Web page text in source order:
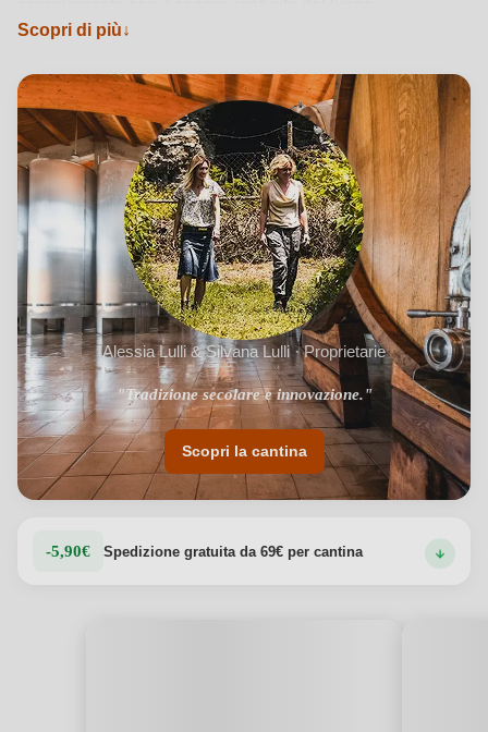
affinamento. La complessità delle scelte viticole ed
e la grande attitudine all'invecchiamento.
Vedi dettagli del prodotto →
Scopri di più
Alessia Lulli & Silvana Lulli · Proprietarie
"Tradizione secolare e innovazione."
Scopri la cantina
-5,90€ Spedizione gratuita da 69€ per cantina